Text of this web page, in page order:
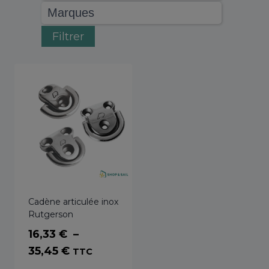
Cadène articulée inox
Rutgerson
16,33 € –
35,45 €Plage
TTC
Filtrer